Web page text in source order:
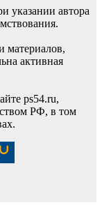
указании автора
материалов,
активная
ps54.ru,
РФ, в том